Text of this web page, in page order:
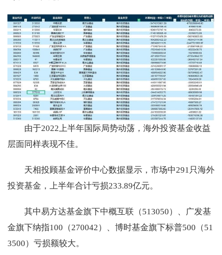
由于2022上半年国际局势动荡，海外投资基金收益
层面同样表现不佳。
天相投顾基金评价中心数据显示，市场中291只海外
投资基金，上半年合计亏损233.89亿元。
其中易方达基金旗下中概互联（513050）、广发基
金旗下纳指100（270042）、博时基金旗下标普500（51
3500）亏损额较大。